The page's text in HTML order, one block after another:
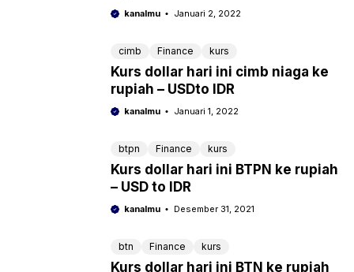
kanalmu Januari 2, 2022
cimb Finance kurs
Kurs dollar hari ini cimb niaga ke
rupiah – USDto IDR
kanalmu Januari 1, 2022
btpn Finance kurs
Kurs dollar hari ini BTPN ke rupiah
– USD to IDR
kanalmu Desember 31, 2021
btn Finance kurs
Kurs dollar hari ini BTN ke rupiah